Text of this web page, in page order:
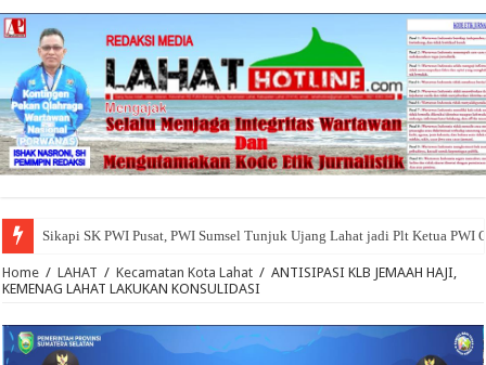
Sikapi SK PWI Pusat, PWI Sumsel Tunjuk Ujang Lahat jadi Plt Ketua PWI
Home / LAHAT / Kecamatan Kota Lahat / ANTISIPASI KLB JEMAAH HAJI,
KEMENAG LAHAT LAKUKAN KONSULIDASI